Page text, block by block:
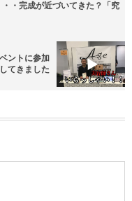
・・完成が近づいてきた？「究
ントに参加
してきました